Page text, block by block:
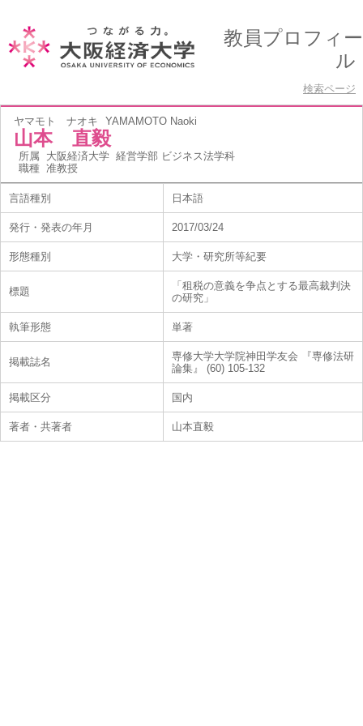
教員プロフィー
ル
検索ページ
ヤマモト ナオキ YAMAMOTO Naoki
山本 直毅
所属 大阪経済大学 経営学部 ビジネス法学科
職種 准教授
言語種別 日本語
発行・発表の年月 2017/03/24
形態種別 大学・研究所等紀要
標題
「租税の意義を争点とする最高裁判決
の研究」
執筆形態 単著
掲載誌名
専修大学大学院神田学友会 『専修法研
論集』 (60) 105-132
掲載区分 国内
著者・共著者 山本直毅